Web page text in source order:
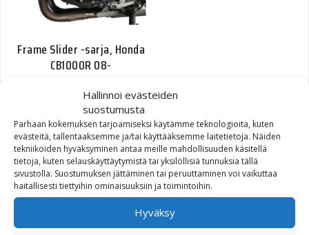
Hallinnoi evästeiden
suostumusta
Parhaan kokemuksen tarjoamiseksi käytämme teknologioita, kuten
evästeitä, tallentaaksemme ja/tai käyttääksemme laitetietoja. Näiden
tekniikoiden hyväksyminen antaa meille mahdollisuuden käsitellä
tietoja, kuten selauskäyttäytymistä tai yksilöllisiä tunnuksia tällä
sivustolla. Suostumuksen jättäminen tai peruuttaminen voi vaikuttaa
haitallisesti tiettyihin ominaisuuksiin ja toimintoihin.
Hyväksy
Frame Slider -sarja, Honda
CB1000R 08-
115,00€